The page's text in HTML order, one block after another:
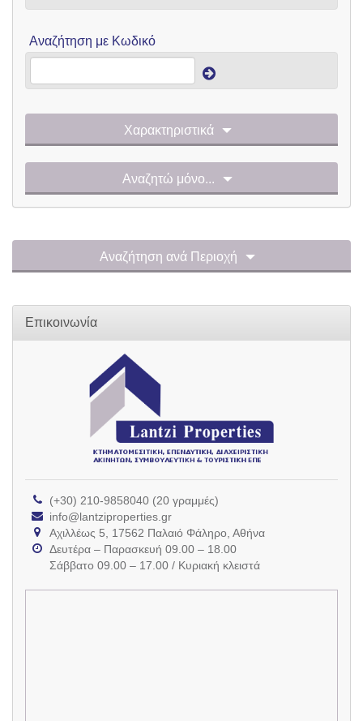
Αναζήτηση με Κωδικό
Χαρακτηριστικά
Αναζητώ μόνο...
Αναζήτηση ανά Περιοχή
Επικοινωνία
(+30) 210-9858040 (20 γραμμές)
info@lantziproperties.gr
Αχιλλέως 5, 17562 Παλαιό Φάληρο, Αθήνα
Δευτέρα – Παρασκευή 09.00 – 18.00
Σάββατο 09.00 – 17.00 / Κυριακή κλειστά